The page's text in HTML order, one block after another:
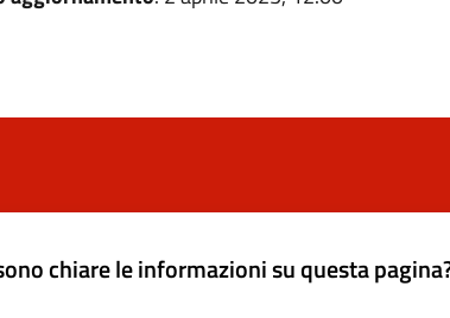
chiare le informazioni su questa